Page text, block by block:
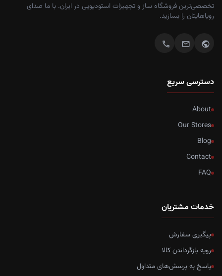
تخصصی‌ترین فروشگاه ساز و تجهیزات استودیویی در ایران. با ما صدای
رویاهایتان را بسازید.
public
mail
call
دسترسی سریع
About
Our Stores
Blog
Contact
FAQ
خدمات مشتریان
پیگیری سفارش
رویه بازگرداندن کالا
پاسخ به پرسش‌های متداول